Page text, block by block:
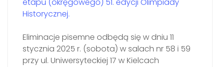
Historycznej.
Eliminacje pisemne odbędą się w dniu 11
stycznia 2025 r. (sobota) w salach nr 58 i 59
przy ul. Uniwersyteckiej 17 w Kielcach